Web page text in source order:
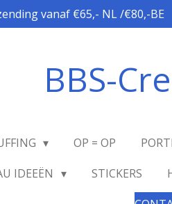
vanaf €65,- NL /€80,-BE
BBS-
OP = OP
IDEEËN
STICKERS